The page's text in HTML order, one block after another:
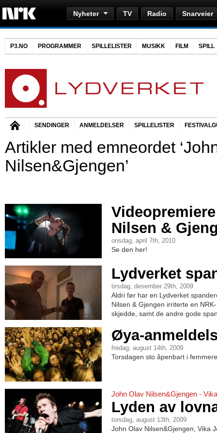
Nyheter TV Radio Snarveier
P3.NO PROGRAMMER SPILLELISTER MUSIKK FILM SPILL
SENDINGER ANMELDELSER SPILLELISTER
Artikler med emneordet
Nilsen&Gjengen’
Nilsen &
onsdag, april 7th, 2010
Se den her!
Lydverket
tirsdag, desember 29th, 2009
Aldri før har en Lydverket
Nilsen & Gjengen irriterte en
skjedde, samt de andre gode
Øya-
fredag, august 14th, 2009
Torsdagen sto åpenbart i
John Olav Nilsen&Gjengen -
Lyden av
torsdag, august 13th, 2009
John Olav Nilsen&Gjengen, Vika